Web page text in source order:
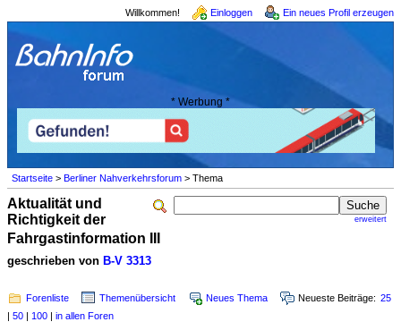
Willkommen! Einloggen Ein neues Profil erzeugen
* Werbung *
Startseite > Berliner Nahverkehrsforum > Thema
erweitert
Aktualität und
Richtigkeit der
Fahrgastinformation III
geschrieben von B-V 3313
Forenliste Themenübersicht Neues Thema Neueste Beiträge: 25
| 50 | 100 | in allen Foren